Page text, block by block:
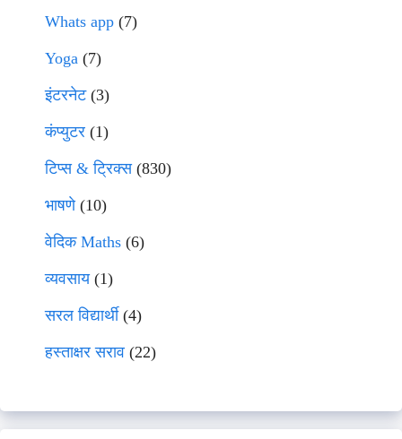
Whats app (7)
Yoga (7)
इंटरनेट(3)
कंप्युटर (1)
टिप्स & ट्रिक्स(830)
भाषणे(10)
वेदिक Maths (6)
व्यवसाय(1)
सरल विद्यार्थी(4)
हस्ताक्षर सराव (22)